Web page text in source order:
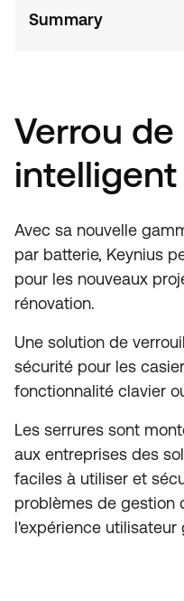
Summary
Verrou
intelligent
Avec sa nouvelle
par batterie, Keynius
pour les nouveaux
rénovation.
Une solution de
sécurité pour les
fonctionnalité clavier
Les serrures sont
aux entreprises des
faciles à utiliser et
problèmes de gestion
l'expérience utilisateur